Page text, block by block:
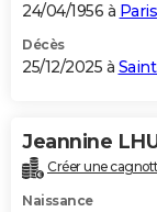
24/04/1956 à Paris
Décès
25/12/2025 à
Jeannine
Créer une
Naissance